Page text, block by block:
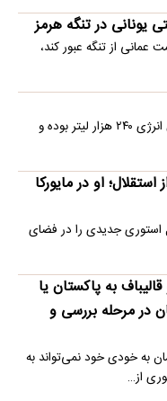
یونانی در تنگه هرمز
از تنگه عبور کند،
حجم عرضه بنزین ویژه یا همان سوپر در بورس انرژی ۲۴۰ هزار لیتر بوده و
او در مایورکا
استوری جدیدی را در فضای
به پاکستان یا
در مرحله بررسی و
به خودی خود نمی‌تواند به
از…